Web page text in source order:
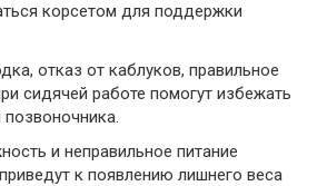
корсетом для поддержки
отказ от каблуков, правильное
сидячей работе помогут избежать
и неправильное питание
к появлению лишнего веса